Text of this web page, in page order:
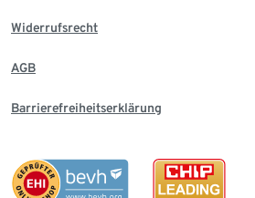
Widerrufsrecht
AGB
Barrierefreiheitserklärung